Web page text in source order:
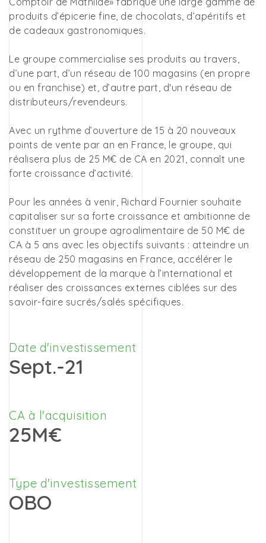
produits d’épicerie fine, de chocolats, d’apéritifs et
de cadeaux gastronomiques.
Le groupe commercialise ses produits au travers,
d’une part, d’un réseau de 100 magasins (en propre
ou en franchise) et, d’autre part, d'un réseau de
distributeurs/revendeurs.
Avec un rythme d’ouverture de 15 à 20 nouveaux
points de vente par an en France, le groupe, qui
réalisera plus de 25 M€ de CA en 2021, connaît une
forte croissance d’activité.
Pour les années à venir, Richard Fournier souhaite
capitaliser sur sa forte croissance et ambitionne de
constituer un groupe agroalimentaire de 50 M€ de
CA à 5 ans avec les objectifs suivants : atteindre un
réseau de 250 magasins en France, accélérer le
développement de la marque à l’international et
réaliser des croissances externes ciblées sur des
savoir-faire sucrés/salés spécifiques.
Date d'investissement
Sept.-21
CA à l'acquisition
25M€
Type d'investissement
OBO